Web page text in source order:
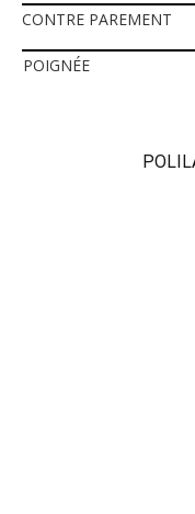
CONTRE PAREMENT
POIGNÉE